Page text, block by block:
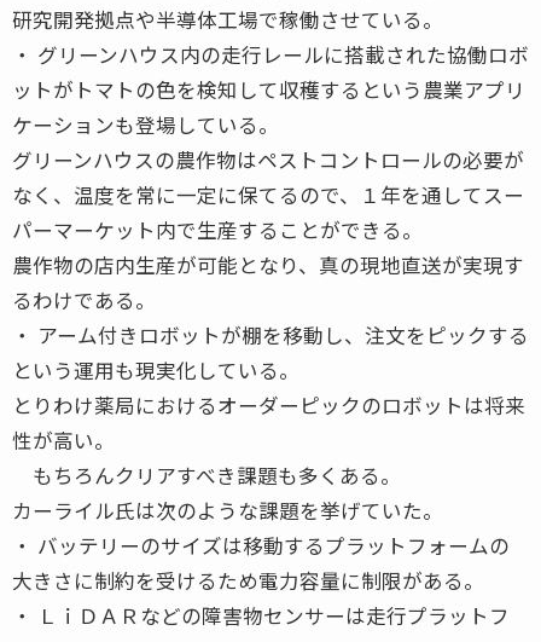
研究開発拠点や半導体工場で稼働させている。
・ グリーンハウス内の走行レールに搭載された協働ロボ
ットがトマトの色を検知して収穫するという農業アプリ
ケーションも登場している。
グリーンハウスの農作物はペストコントロールの必要が
なく、温度を常に一定に保てるので、１年を通してスー
パーマーケット内で生産することができる。
農作物の店内生産が可能となり、真の現地直送が実現す
るわけである。
・ アーム付きロボットが棚を移動し、注文をピックする
という運用も現実化している。
とりわけ薬局におけるオーダーピックのロボットは将来
性が高い。
もちろんクリアすべき課題も多くある。
カーライル氏は次のような課題を挙げていた。
・ バッテリーのサイズは移動するプラットフォームの
大きさに制約を受けるため電力容量に制限がある。
・ ＬｉＤＡＲなどの障害物センサーは走行プラットフ